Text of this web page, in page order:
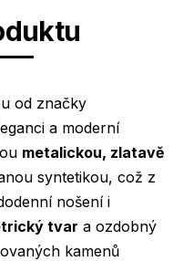
od značky
a moderní
metalickou, zlatavě
syntetikou, což z
nošení i
tvar a ozdobný
kamenů